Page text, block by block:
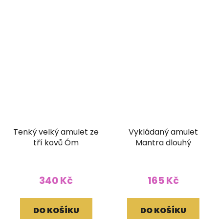
Tenký velký amulet ze
tří kovů Óm
340 Kč
DO KOŠÍKU
Vykládaný amulet
Mantra dlouhý
165 Kč
DO KOŠÍKU